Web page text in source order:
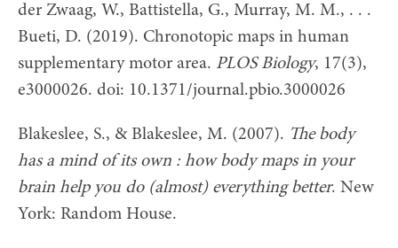
der Zwaag, W., Battistella, G., Murray, M. M., . . .
Bueti, D. (2019). Chronotopic maps in human
supplementary motor area. PLOS Biology, 17(3),
e3000026. doi: 10.1371/journal.pbio.3000026
Blakeslee, S., & Blakeslee, M. (2007). The body
has a mind of its own : how body maps in your
brain help you do (almost) everything better. New
York: Random House.